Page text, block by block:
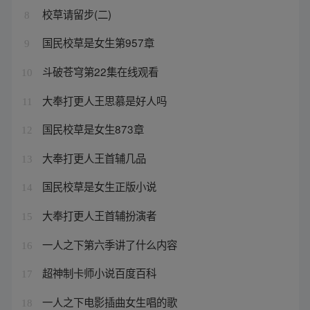
8 校草请留步(二)
9 国民校草是女生第957章
10 斗破苍穹第22集在线观看
大奉打更人王思慕是好人吗
12 国民校草是女生873章
13 大奉打更人王首辅几品
14 国民校草是女生正版小说
15 大奉打更人王首辅扮演者
16 一人之下第六季讲了什么内容
17 超神制卡师小说百度百科
18 一人之下电影插曲女生唱的歌